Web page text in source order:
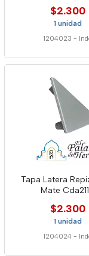
$2.300
1 unidad
1204023 -
Tapa Latera
Mate
$2.300
1 unidad
1204024 -